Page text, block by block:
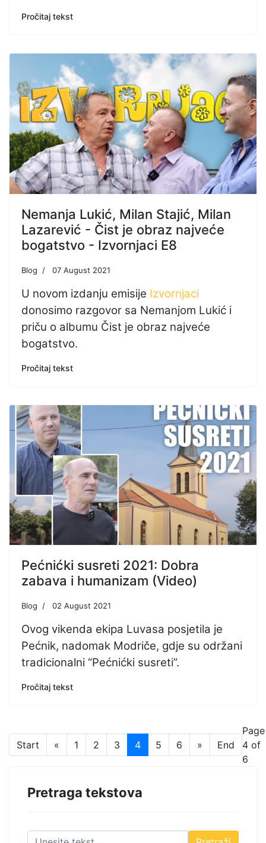
Pročitaj tekst
Nemanja Lukić, Milan Stajić, Milan
Lazarević - Čist je obraz najveće
bogatstvo - Izvornjaci E8
Blog 07 August 2021
U novom izdanju emisije Izvornjaci
donosimo razgovor sa Nemanjom Lukić i
priču o albumu Čist je obraz najveće
bogatstvo.
Pročitaj tekst
Pećnićki susreti 2021: Dobra
zabava i humanizam (Video)
Blog 02 August 2021
Ovog vikenda ekipa Luvasa posjetila je
Pećnik, nadomak Modriče, gdje su održani
tradicionalni “Pećnićki susreti”.
Pročitaj tekst
Start « 1 2 3 4 5 6 » End
Page
4 of
6
Pretraga tekstova